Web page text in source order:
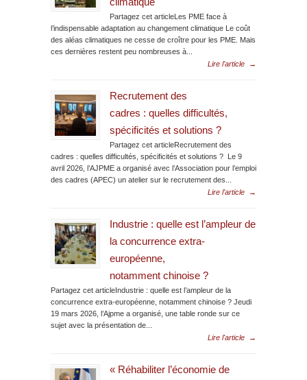
Partagez cet articleLes PME face à
l’indispensable adaptation au changement climatique Le coût
des aléas climatiques ne cesse de croître pour les PME. Mais
ces dernières restent peu nombreuses à...
Lire l'article
→
Recrutement des
cadres : quelles difficultés,
spécificités et solutions ?
Partagez cet articleRecrutement des
cadres : quelles difficultés, spécificités et solutions ? Le 9
avril 2026, l’AJPME a organisé avec l’Association pour l’emploi
des cadres (APEC) un atelier sur le recrutement des...
Lire l'article
→
Industrie : quelle est l’ampleur de
la concurrence extra-
européenne,
notamment chinoise ?
Partagez cet articleIndustrie : quelle est l’ampleur de la
concurrence extra-européenne, notamment chinoise ? Jeudi
19 mars 2026, l’Ajpme a organisé, une table ronde sur ce
sujet avec la présentation de...
Lire l'article
→
« Réhabiliter l’économie de